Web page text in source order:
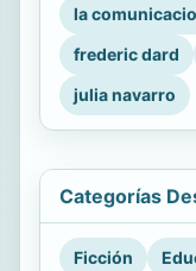
la
frederic dard
julia navarro
Categorías
Ficción